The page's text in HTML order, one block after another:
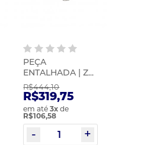
PEÇA
ENTALHADA | ZF
| 0091307219
R$444,10
R$319,75
em até3x de
R$106,58